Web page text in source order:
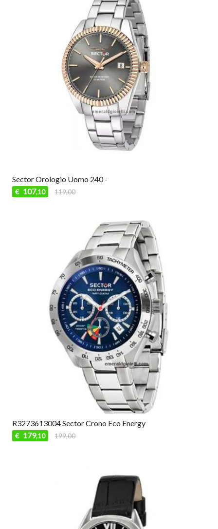
Sector Orologio Uomo 240 -
€ 107,10 119,00
R3273613004 Sector Crono Eco Energy
€ 179,10 199,00